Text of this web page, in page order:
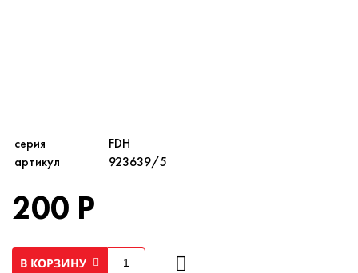
серия
FDH
артикул
923639/5
200 Р
В КОРЗИНУ